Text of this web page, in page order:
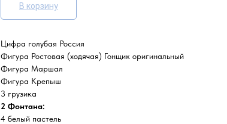
В корзину
Цифра голубая Россия
Фигура Ростовая (ходячая) Гонщик оригинальный
Фигура Маршал
Фигура Крепыш
3 грузика
2 Фонтана:
4 белый пастель